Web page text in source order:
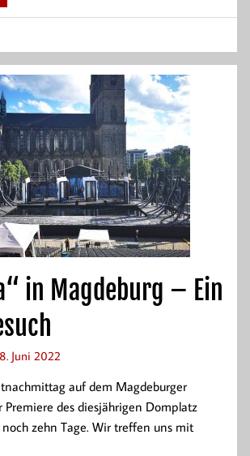
in Magdeburg – Ein
8. Juni 2022
auf dem Magdeburger
Premiere des diesjährigen Domplatz
zehn Tage. Wir treffen uns mit